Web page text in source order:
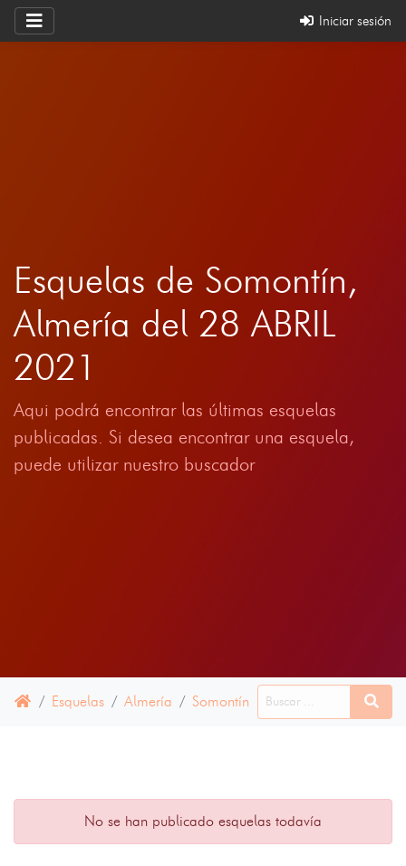
Iniciar sesión
Esquelas de Somontín,
Almería del 28 ABRIL
2021
Aqui podrá encontrar las últimas esquelas
publicadas. Si desea encontrar una esquela,
puede utilizar nuestro buscador
Esquelas Almería Somontín 28 ABRIL 2021
No se han publicado esquelas todavía